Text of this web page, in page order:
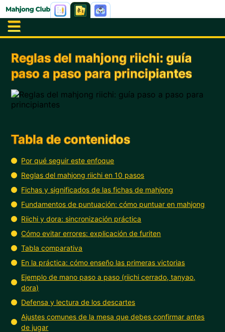
Reglas del mahjong riichi: guía
paso a paso para principiantes
Tabla de contenidos
Por qué seguir este enfoque
Reglas del mahjong riichi en 10 pasos
Fichas y significados de las fichas de mahjong
Fundamentos de puntuación: cómo puntuar en mahjong
Riichi y dora: sincronización práctica
Cómo evitar errores: explicación de furiten
Tabla comparativa
En la práctica: cómo enseño las primeras victorias
Ejemplo de mano paso a paso (riichi cerrado, tanyao,
dora)
Defensa y lectura de los descartes
Ajustes comunes de la mesa que debes confirmar antes
de jugar